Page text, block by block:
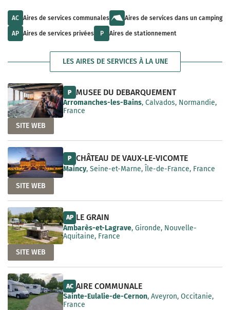
i
l
b
l
t
s
v
a
a
e
l
t
a
v
l
l
e
AC Aires de services communales Aires de services dans un camping
AP Aires de services privées P Aires de stationnement
LES AIRES DE SERVICES À LA UNE
P MUSEE DU DEBARQUEMENT
Arromanches-les-Bains, Calvados, Normandie,
France
SITE WEB
P CHÂTEAU DE VAUX-LE-VICOMTE
Maincy, Seine-et-Marne, Île-de-France, France
SITE WEB
AP LE GRAIN
Ambarès-et-Lagrave, Gironde, Nouvelle-
Aquitaine, France
SITE WEB
AC AIRE COMMUNALE
Sainte-Eulalie-de-Cernon, Aveyron, Occitanie,
France